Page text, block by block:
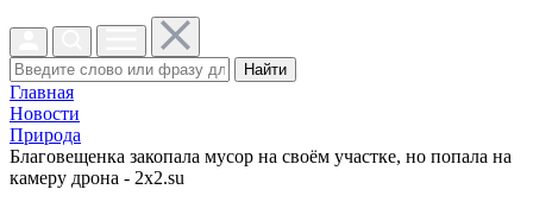
Найти
Главная
Новости
Природа
Благовещенка закопала мусор на своём участке, но попала на
камеру дрона - 2x2.su